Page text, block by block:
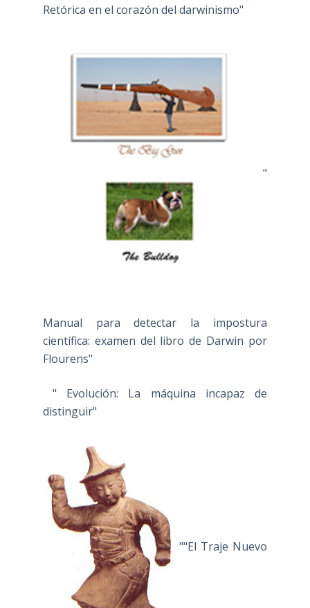
Retórica en el corazón del darwinismo"
"
Manual para detectar la impostura
científica: examen del libro de Darwin por
Flourens"
" Evolución: La máquina incapaz de
distinguir"
""El Traje Nuevo